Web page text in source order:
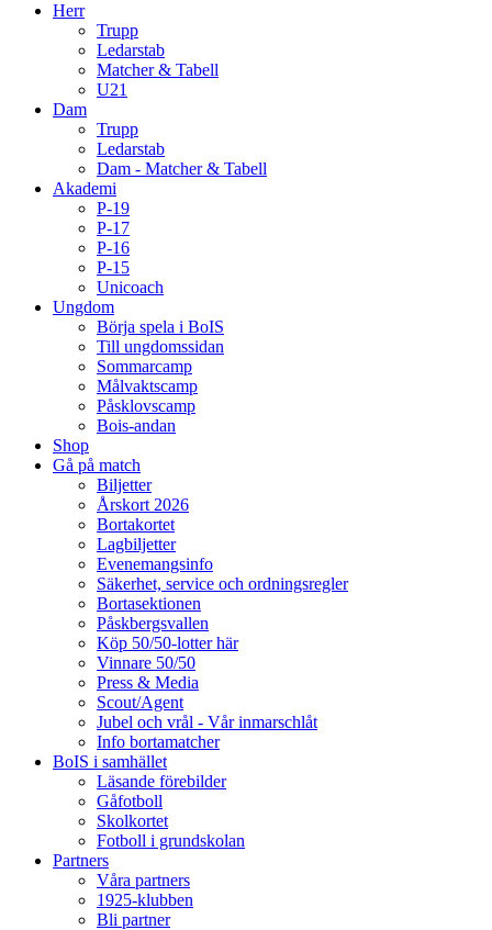
Herr
Trupp
Ledarstab
Matcher & Tabell
U21
Dam
Trupp
Ledarstab
Dam - Matcher & Tabell
Akademi
P-19
P-17
P-16
P-15
Unicoach
Ungdom
Börja spela i BoIS
Till ungdomssidan
Sommarcamp
Målvaktscamp
Påsklovscamp
Bois-andan
Shop
Gå på match
Biljetter
Årskort 2026
Bortakortet
Lagbiljetter
Evenemangsinfo
Säkerhet, service och ordningsregler
Bortasektionen
Påskbergsvallen
Köp 50/50-lotter här
Vinnare 50/50
Press & Media
Scout/Agent
Jubel och vrål - Vår inmarschlåt
Info bortamatcher
BoIS i samhället
Läsande förebilder
Gåfotboll
Skolkortet
Fotboll i grundskolan
Partners
Våra partners
1925-klubben
Bli partner